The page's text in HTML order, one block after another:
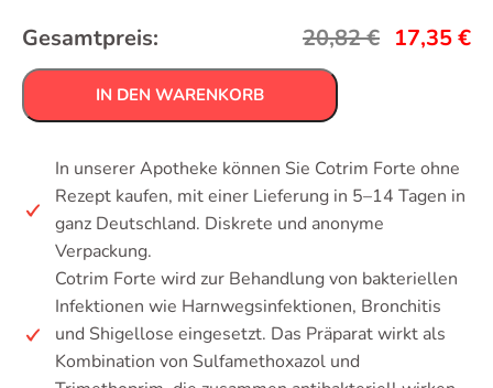
Gesamtpreis: 20,82€ 17,35€
IN DEN WARENKORB
In unserer Apotheke können Sie Cotrim Forte ohne
Rezept kaufen, mit einer Lieferung in 5–14 Tagen in
ganz Deutschland. Diskrete und anonyme
Verpackung.
Cotrim Forte wird zur Behandlung von bakteriellen
Infektionen wie Harnwegsinfektionen, Bronchitis
und Shigellose eingesetzt. Das Präparat wirkt als
Kombination von Sulfamethoxazol und